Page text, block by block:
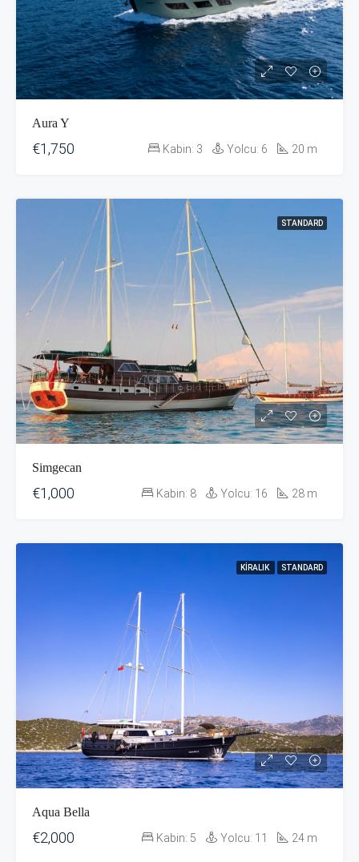
Aura Y
€1,750 Kabin: 3 Yolcu: 6 20 m
STANDARD
Simgecan
€1,000 Kabin: 8 Yolcu: 16 28 m
KIRALIK STANDARD
Aqua Bella
€2,000 Kabin: 5 Yolcu: 11 24 m